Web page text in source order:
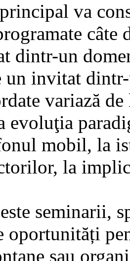
va
câte
dintr-un
un invitat
variază
evoluţia
mobil, la
la
seminarii,
oportunități
sau